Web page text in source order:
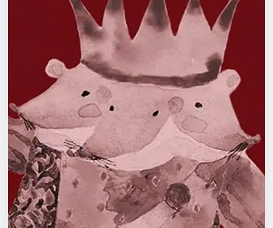
События
Города
Площадки
Артисты
Рейтинги